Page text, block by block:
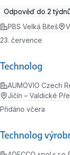
Odpověď do 2
PBS Velká Bíteš
Technolog
23. července
AUMOVIO Czech
Jičín – Valdické
Technolog
Přidáno včera